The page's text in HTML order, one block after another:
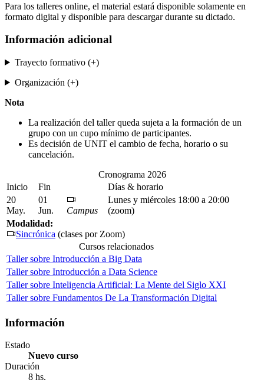
Para los talleres online, el material estará disponible solamente en
formato digital y disponible para descargar durante su dictado.
Información adicional
Trayecto formativo (+)
Organización (+)
Nota
La realización del taller queda sujeta a la formación de un
grupo con un cupo mínimo de participantes.
Es decisión de UNIT el cambio de fecha, horario o su
cancelación.
Cronograma 2026
Inicio
Fin
Días & horario
20
May.
01
Jun.
Campus
Lunes y miércoles 18:00 a 20:00
(zoom)
Modalidad:
Sincrónica (clases por Zoom)
Cursos relacionados
Taller sobre Introducción a Big Data
Taller sobre Introducción a Data Science
Taller sobre Inteligencia Artificial: La Mente del Siglo XXI
Taller sobre Fundamentos De La Transformación Digital
Información
Estado
Nuevo curso
Duración
8 hs.